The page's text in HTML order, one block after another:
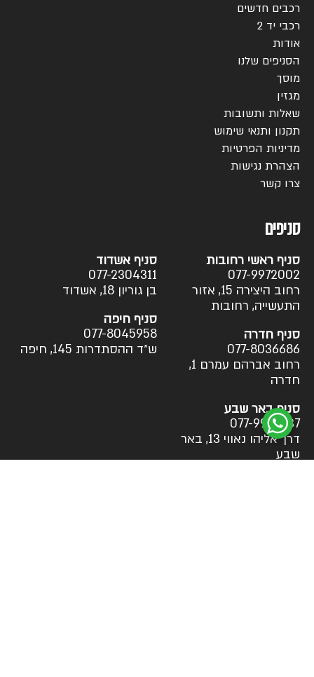
רכבים חדשים
רכבי יד 2
אודות
הסניפים שלנו
מוסך
מגזין
שאלות ותשובות
תקנון ותנאי שימוש
מדיניות הפרטיות
הצהרת נגישות
צרו קשר
סניפים
סניף ראשי רחובות
077-9972002
רחוב היצירה 15, אזור
התעשייה, רחובות
סניף חדרה
077-8036686
רחוב אברהם עמרם 1,
חדרה
סניף באר שבע
077-9973037
דרך אליהו נאווי 13, באר
שבע
סניף אשדוד
077-2304311
בן גוריון 18, אשדוד
סניף חיפה
077-8045958
ש״ד ההסתדרות 145, חיפה